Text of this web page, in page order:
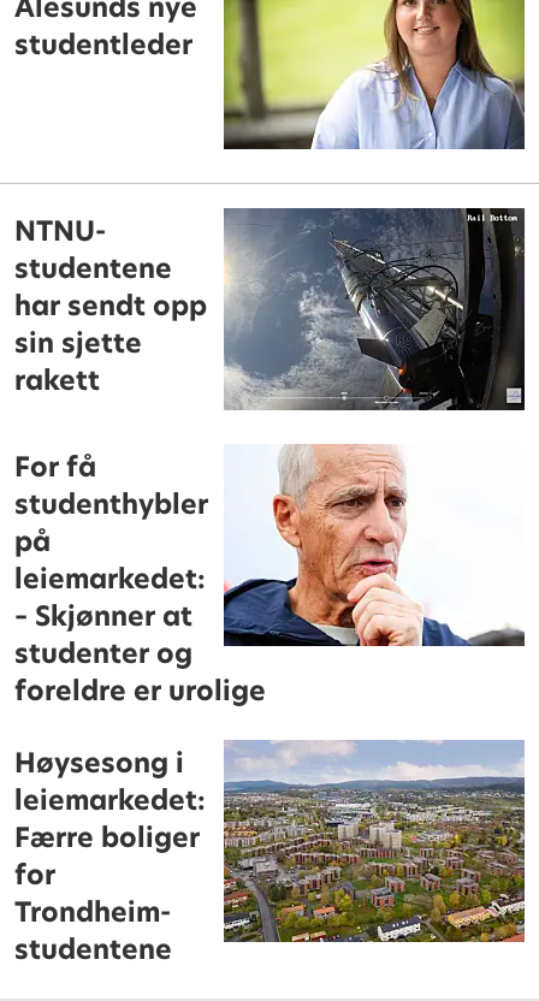
Ålesunds nye
studentleder
NTNU-
studentene
har sendt opp
sin sjette
rakett
For få
studenthybler
på
leiemarkedet:
– Skjønner at
studenter og
foreldre er urolige
Høysesong i
leiemarkedet:
Færre boliger
for
Trondheim-
studentene